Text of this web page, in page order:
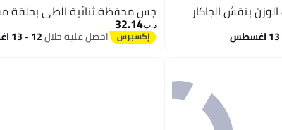
بنقش الجاكار جس محفظة ثنائية الطي بحلقة
د.ب‏32.14
احصل عليه خلال12 - 13 اغسطس